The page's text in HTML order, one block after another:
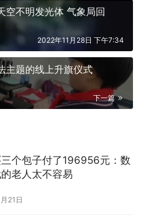
空不明发光体 气象局回
2022年11月28日 下午7:34
主题的线上升旗仪式
下一篇
个包子付了196956元：数
老人太不容易
21日